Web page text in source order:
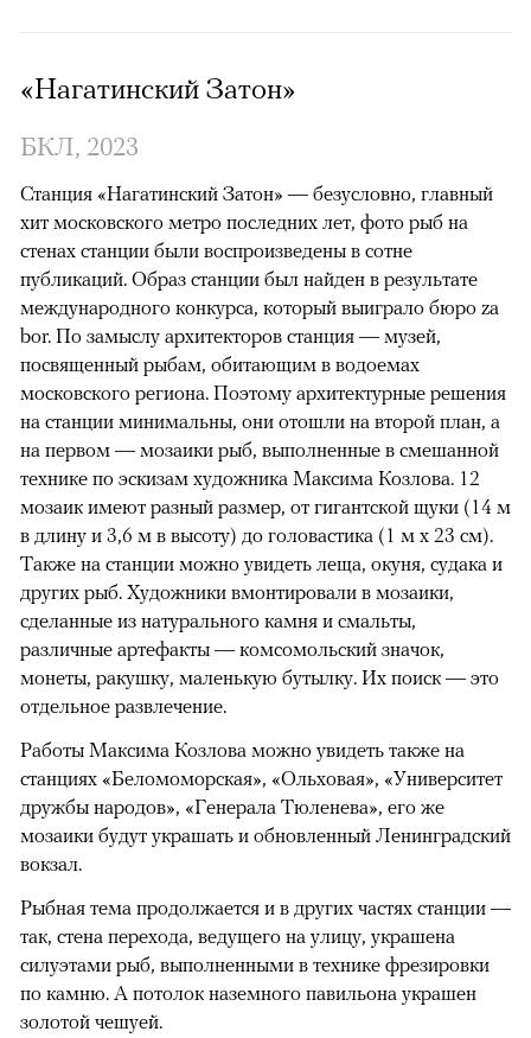
«Нагатинский Затон»
БКЛ, 2023
Станция «Нагатинский Затон» — безусловно, главный
хит московского метро последних лет, фото рыб на
стенах станции были воспроизведены в сотне
публикаций. Образ станции был найден в результате
международного конкурса, который выиграло бюро za
bor. По замыслу архитекторов станция — музей,
посвященный рыбам, обитающим в водоемах
московского региона. Поэтому архитектурные решения
на станции минимальны, они отошли на второй план, а
на первом — мозаики рыб, выполненные в смешанной
технике по эскизам художника Максима Козлова. 12
мозаик имеют разный размер, от гигантской щуки (14 м
в длину и 3,6 м в высоту) до головастика (1 м х 23 см).
Также на станции можно увидеть леща, окуня, судака и
других рыб. Художники вмонтировали в мозаики,
сделанные из натурального камня и смальты,
различные артефакты — комсомольский значок,
монеты, ракушку, маленькую бутылку. Их поиск — это
отдельное развлечение.
Работы Максима Козлова можно увидеть также на
станциях «Беломоморская», «Ольховая», «Университет
дружбы народов», «Генерала Тюленева», его же
мозаики будут украшать и обновленный Ленинградский
вокзал.
Рыбная тема продолжается и в других частях станции —
так, стена перехода, ведущего на улицу, украшена
силуэтами рыб, выполненными в технике фрезировки
по камню. А потолок наземного павильона украшен
золотой чешуей.